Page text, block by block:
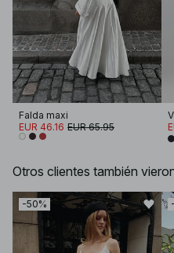
Falda maxi
EUR 46.16 EUR 65.95
Otros clientes también
-50%